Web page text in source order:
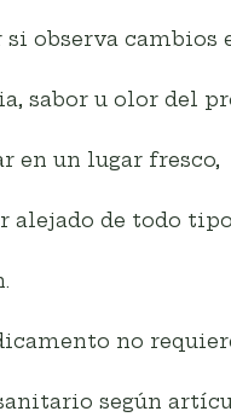
si observa cambios
sabor u olor del
en un lugar fresco,
alejado de todo
no
según